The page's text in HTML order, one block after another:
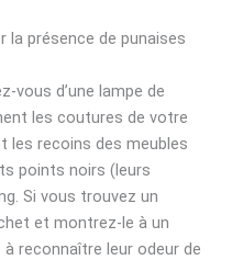
présence de punaises
vous d’une lampe de
les coutures de votre
les recoins des meubles
points noirs (leurs
Si vous trouvez un
et montrez-le à un
à reconnaître leur odeur de